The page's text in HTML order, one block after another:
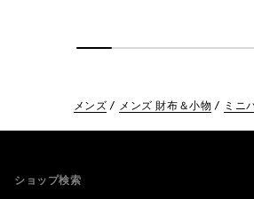
メンズ メンズ 財布＆小物 ミニ
ショップ検索